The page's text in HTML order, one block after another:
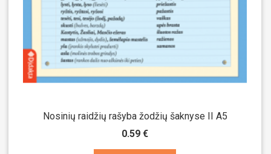
Nosinių raidžių rašyba žodžių šaknyse II A5
0.59 €